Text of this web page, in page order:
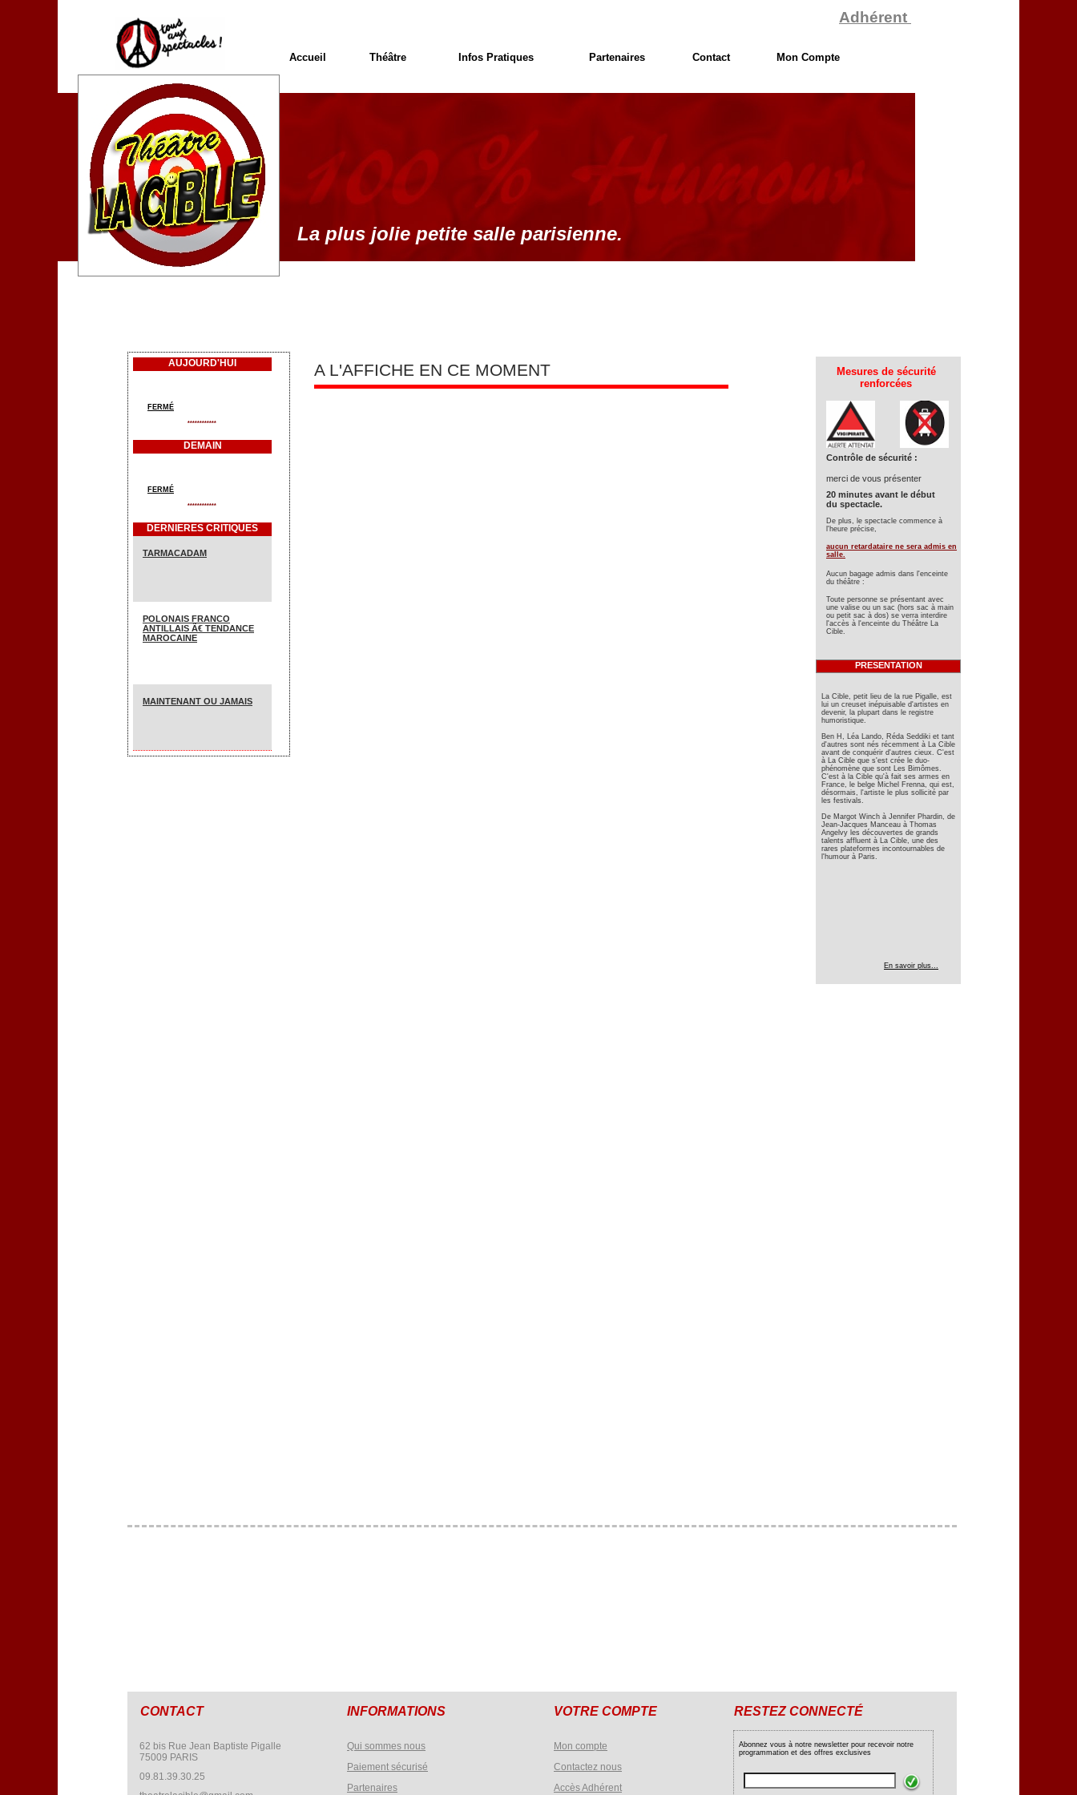
Adhérent
AUJOURD'HUI
FERMÉ
************
DEMAIN
FERMÉ
************
DERNIERES CRITIQUES
TARMACADAM
POLONAIS FRANCO
ANTILLAIS Ã€ TENDANCE
MAROCAINE
MAINTENANT OU JAMAIS
Mesures de sécurité
renforcées
Contrôle de sécurité :
merci de vous présenter
20 minutes avant le début
du spectacle.
De plus, le spectacle commence à
l'heure précise,
aucun retardataire ne sera admis en
salle.
Aucun bagage admis dans l'enceinte
du théâtre :
Toute personne se présentant avec
une valise ou un sac (hors sac à main
ou petit sac à dos) se verra interdire
l'accès à l'enceinte du Théâtre La
Cible.
PRESENTATION
La Cible, petit lieu de la rue Pigalle, est
lui un creuset inépuisable d'artistes en
devenir, la plupart dans le registre
humoristique.
Ben H, Léa Lando, Réda Seddiki et tant
d'autres sont nés récemment à La Cible
avant de conquérir d'autres cieux. C'est
à La Cible que s'est crée le duo-
phénomène que sont Les Bimômes.
C'est à la Cible qu'à fait ses armes en
France, le belge Michel Frenna, qui est,
désormais, l'artiste le plus sollicité par
les festivals.
De Margot Winch à Jennifer Phardin, de
Jean-Jacques Manceau à Thomas
Angelvy les découvertes de grands
talents affluent à La Cible, une des
rares plateformes incontournables de
l'humour à Paris.
En savoir plus...
CONTACT INFORMATIONS VOTRE COMPTE RESTEZ CONNECTÉ
62 bis Rue Jean Baptiste Pigalle
75009 PARIS
09.81.39.30.25
Qui sommes nous
Paiement sécurisé
Partenaires
Mon compte
Contactez nous
Accès Adhérent
Abonnez vous à notre newsletter pour recevoir notre
programmation et des offres exclusives
La plus jolie petite salle parisienne.
Accueil Théâtre Infos Pratiques Partenaires Contact Mon Compte
A L'AFFICHE EN CE MOMENT